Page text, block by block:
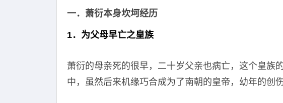
一．萧衍本身坎坷经历
1．为父母早亡之皇族
萧衍的母亲死的很早，二十岁父亲也病亡，这个皇族
中，虽然后来机缘巧合成为了南朝的皇帝，幼年的创